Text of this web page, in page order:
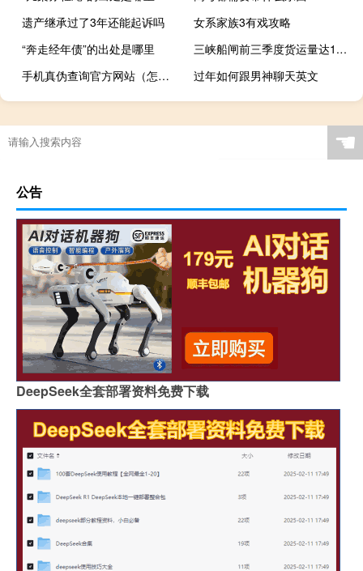
遗产继承过了3年还能起诉吗
女系家族3有戏攻略
“奔走经年债”的出处是哪里
三峡船闸前三季度货运量达1.27亿吨再创历史
手机真伪查询官方网站（怎样查询手机真伪）
过年如何跟男神聊天英文
☚
公告
DeepSeek全套部署资料免费下载